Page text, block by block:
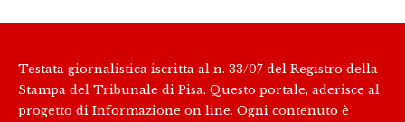
Testata giornalistica iscritta al n. 33/07 del Registro della
Stampa del Tribunale di Pisa. Questo portale, aderisce al
progetto di Informazione on line. Ogni contenuto è